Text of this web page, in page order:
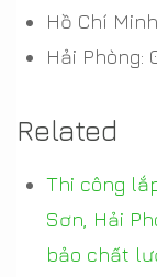
Hồ Chí
Hải Phòng:
Related
Thi công
Sơn, Hải
bảo chất